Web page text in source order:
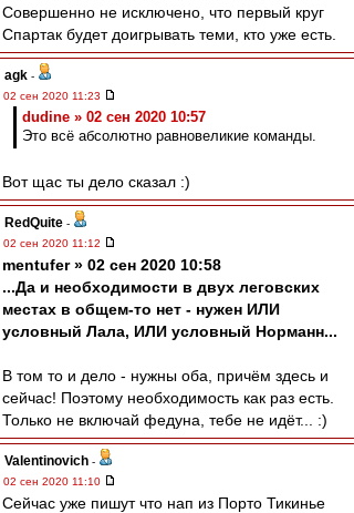
Совершенно не исключено, что первый круг
Спартак будет доигрывать теми, кто уже есть.
agk -
02 сен 2020 11:23
dudine » 02 сен 2020 10:57
Это всё абсолютно равновеликие команды.
Вот щас ты дело сказал :)
RedQuite -
02 сен 2020 11:12
mentufer » 02 сен 2020 10:58
...Да и необходимости в двух леговских
местах в общем-то нет - нужен ИЛИ
условный Лала, ИЛИ условный Норманн...
В том то и дело - нужны оба, причём здесь и
сейчас! Поэтому необходимость как раз есть.
Только не включай федуна, тебе не идёт... :)
Valentinovich -
02 сен 2020 11:10
Сейчас уже пишут что нап из Порто Тикинье